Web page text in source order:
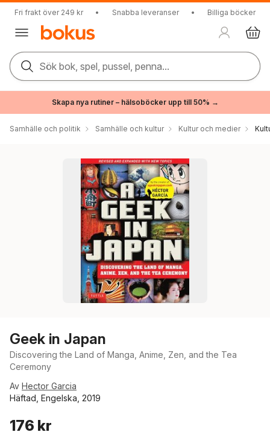
Fri frakt över 249 kr • Snabba leveranser • Billiga böcker
Sök bok, spel, pussel, penna...
Skapa nya rutiner – hälsoböcker upp till 50% →
Samhälle och politik Samhälle och kultur Kultur och medier
Geek in Japan
Discovering the Land of Manga, Anime, Zen, and the Tea
Ceremony
Av Hector Garcia
Häftad, Engelska, 2019
176 kr